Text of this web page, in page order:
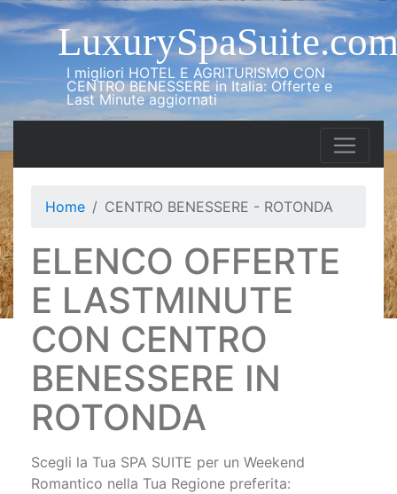
I migliori HOTEL E AGRITURISMO CON
CENTRO BENESSERE in Italia: Offerte e
Last Minute aggiornati
Home CENTRO BENESSERE - ROTONDA
ELENCO OFFERTE
E LASTMINUTE
CON CENTRO
BENESSERE IN
ROTONDA
Scegli la Tua SPA SUITE per un Weekend
Romantico nella Tua Regione preferita: